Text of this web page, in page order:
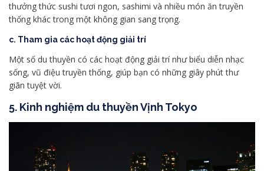
thưởng thức sushi tươi ngon, sashimi và nhiều món ăn truyền
thống khác trong một không gian sang trọng.
c. Tham gia các hoạt động giải trí
Một số du thuyền có các hoạt động giải trí như biểu diễn nhạc
sống, vũ điệu truyền thống, giúp bạn có những giây phút thư
giãn tuyệt vời.
5. Kinh nghiệm du thuyền Vịnh Tokyo